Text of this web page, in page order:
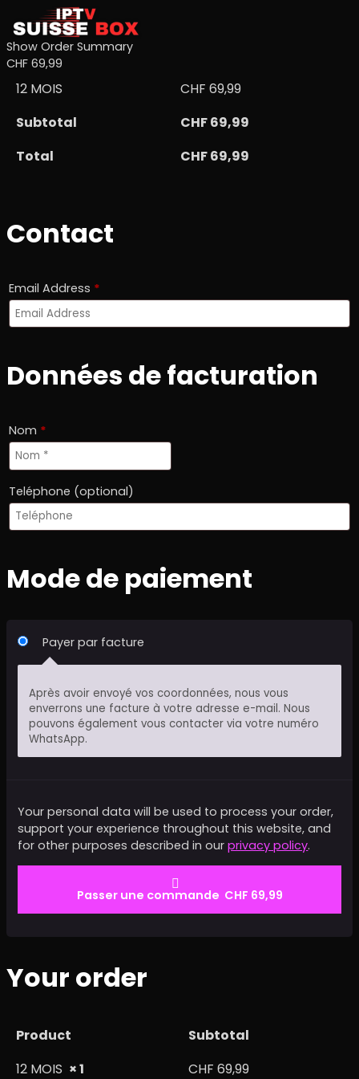
Show Order Summary
CHF 69,99
12 MOIS CHF 69,99
Subtotal
CHF69,99
Total
CHF69,99
Contact
Email Address *
Données de facturation
Nom *
Teléphone (optional)
Mode de paiement
Payer par facture
Après avoir envoyé vos coordonnées, nous vous
enverrons une facture à votre adresse e-mail. Nous
pouvons également vous contacter via votre numéro
WhatsApp.
Your personal data will be used to process your order,
support your experience throughout this website, and
for other purposes described in ourprivacy policy.
Passer une commande CHF 69,99
Your order
Product
Subtotal
12 MOIS × 1 CHF 69,99